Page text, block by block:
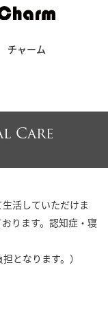
チャーム
Care
活していただけま
ります。認知症・寝
となります。）